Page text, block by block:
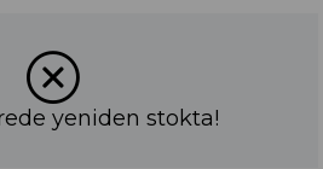
yeniden stokta!